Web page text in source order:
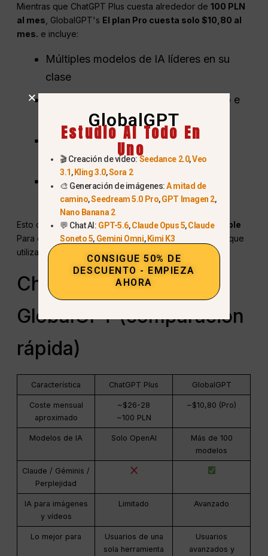
Mientras que ChatGPT Plus cuesta alrededor de100 PLN
al mes , GlobalGPT's El plan Pro cuesta solo $10,80 al
mes. e incluye:
Múltiples modelos de IA líderes en su
clase
Motores avanzados de razonamiento e
inferencia
Herramientas de búsqueda e
investigación en tiempo real
Generación de imágenes y vídeos
mediante IA
Esto convierte a GlobalGPT en unopción más rentable
Para creadores, profesionales y usuarios avanzados que
utilizan la IA a diario.
ChatGPT Plus frente a
GlobalGPT (comparación
rápida)
Característica ChatGPT Plus GlobalGPT
Coste mensual
aproximado
~$26-28
~100 PLN
~$10,80 (Pro)
Modelos de IA Solo OpenAI
Más de 100
modelos
Claude / Géminis /
Perplejidad
IA para imágenes
y vídeos
Limitado Avanzado
Lo mejor para
Usuarios de una
sola herramienta
Usuarios
avanzados y
GlobalGPT
Estudio AI Todo En
Uno
🎬 Creación de vídeo:Seedance 2.0,Veo
3.1,Kling 3.0,Sora 2
🎨 Generación de imágenes:A mitad de
camino,Seedream 5.0 Pro,GPT Imagen 2,
Nano Banana 2
💬 Chat AI: GPT-5.6,Claude Opus 5,Claude
Soneto 5, Gemini Omni,Kimi K3
CONSIGUE 50% DE
DESCUENTO - EMPIEZA
AHORA